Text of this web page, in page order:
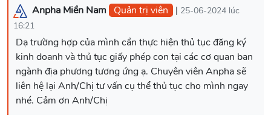
Anpha Miền Nam Quản trị viên | 25-06-2024 lúc
16:21
Dạ trường hợp của mình cần thực hiện thủ tục đăng ký
kinh doanh và thủ tục giấy phép con tại các cơ quan ban
ngành địa phương tương ứng ạ. Chuyên viên Anpha sẽ
liên hệ lại Anh/Chị tư vấn cụ thể thủ tục cho mình ngay
nhé. Cảm ơn Anh/Chị